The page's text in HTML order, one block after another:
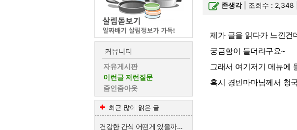
커뮤니티
자유게시판
이런글 저런질문
줌인줌아웃
최근 많이 읽은 글
건강한 간식 어떤게 있을까요?
존생각| 조회수 : 2,348
제가 글을 읽다가 느낀건
궁금함이 들더라구요~
그래서 여기저기 메뉴에
혹시 경빈마마님께서 청